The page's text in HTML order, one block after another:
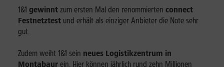
1&1 gewinnt zum ersten Mal den renommierten connect
Festnetztest und erhält als einziger Anbieter die Note sehr
gut.
Zudem weiht 1&1 sein neues Logistikzentrum in
Montabaur ein. Hier können jährlich rund zehn Millionen